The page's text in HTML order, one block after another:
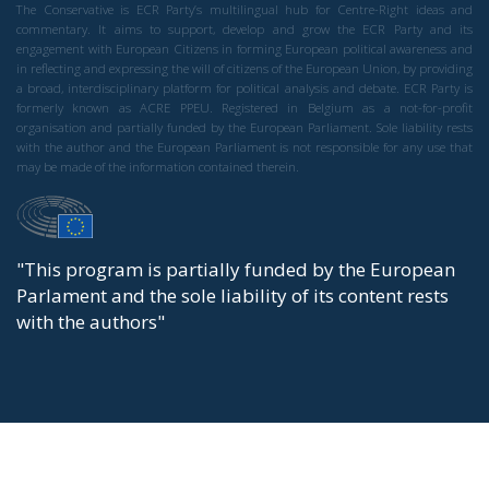
The Conservative is ECR Party’s multilingual hub for Centre-Right ideas and
commentary. It aims to support, develop and grow the ECR Party and its
engagement with European Citizens in forming European political awareness and
in reflecting and expressing the will of citizens of the European Union, by providing
a broad, interdisciplinary platform for political analysis and debate. ECR Party is
formerly known as ACRE PPEU. Registered in Belgium as a not-for-profit
organisation and partially funded by the European Parliament. Sole liability rests
with the author and the European Parliament is not responsible for any use that
may be made of the information contained therein.
"This program is partially funded by the European
Parlament and the sole liability of its content rests
with the authors"